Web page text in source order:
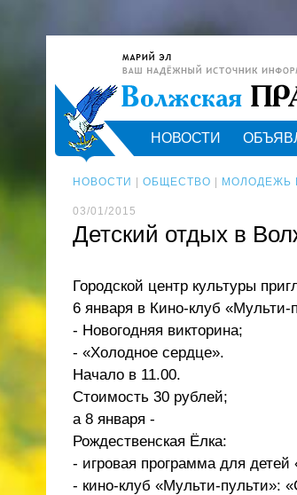
НОВОСТИ
НОВОСТИ ОБЩЕСТВО МОЛОДЕЖЬ
03/01/2015
Детский отдых в
Городской центр культуры
6 января в Кино-клуб «Мульти-
- Новогодняя викторина;
- «Холодное сердце».
Начало в 11.00.
Стоимость 30 рублей;
а 8 января -
Рождественская Ёлка:
- игровая программа для
- кино-клуб «Мульти-пульти»: